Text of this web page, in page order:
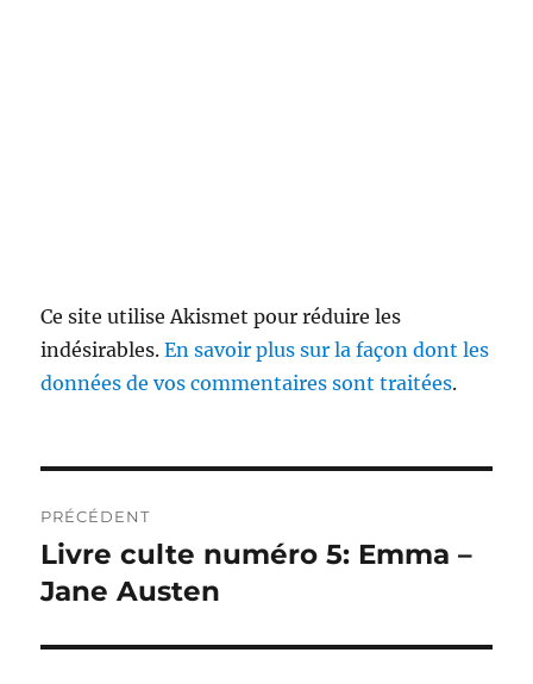
Ce site utilise Akismet pour réduire les
indésirables.En savoir plus sur la façon dont les
données de vos commentaires sont traitées.
de
l’article
PRÉCÉDENT
Publication
précédente :
Livre culte numéro 5: Emma –
Jane Austen